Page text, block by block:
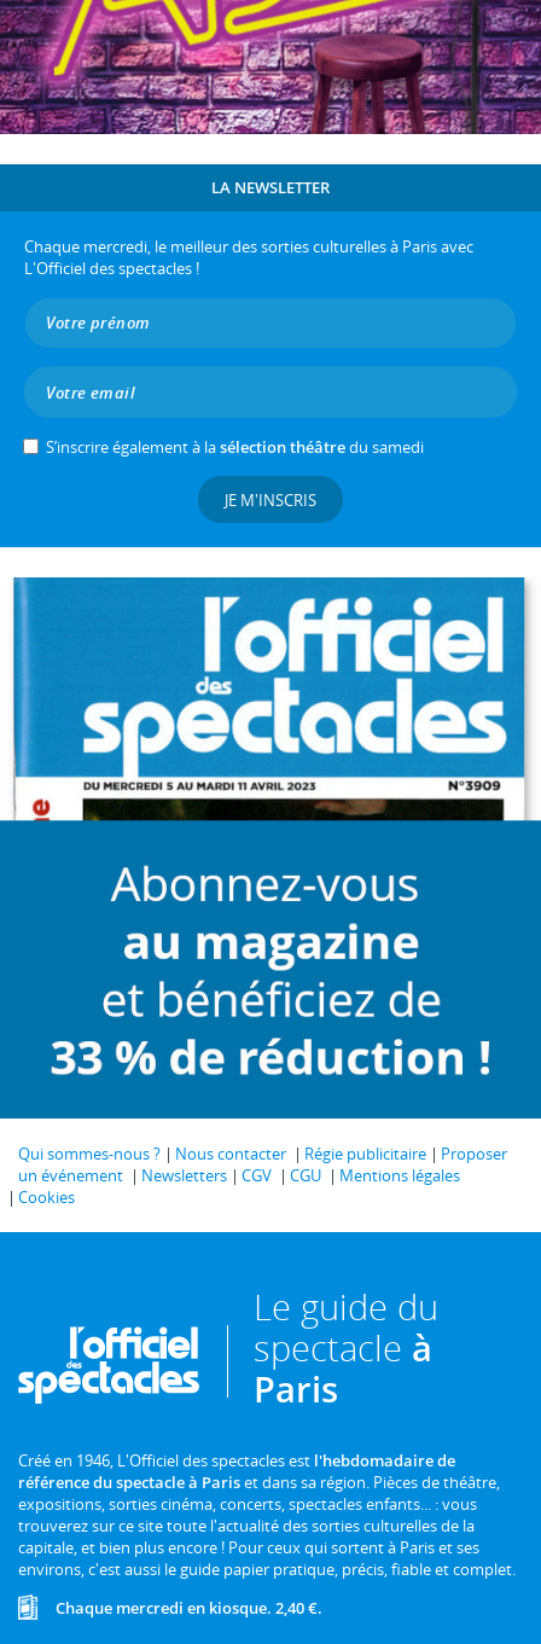
LA NEWSLETTER
Chaque mercredi, le meilleur des sorties culturelles à Paris avec
L'Officiel des spectacles !
S’inscrire également à lasélection théâtredu samedi
JE M'INSCRIS
Qui sommes-nous ? Nous contacter Régie publicitaire
Proposer
un événement
Newsletters CGV CGU
Mentions légales
Cookies
Le guide du
spectacle à
Paris
Créé en 1946, L'Officiel des spectacles est l'hebdomadaire de
référence du spectacle à Pariset dans sa région. Pièces de théâtre,
expositions, sorties cinéma, concerts, spectacles enfants... : vous
trouverez sur ce site toute l'actualité des sorties culturelles de la
capitale, et bien plus encore ! Pour ceux qui sortent à Paris et ses
environs, c'est aussi le guide papier pratique, précis, fiable et complet.
Chaque mercredi en kiosque. 2,40 €.